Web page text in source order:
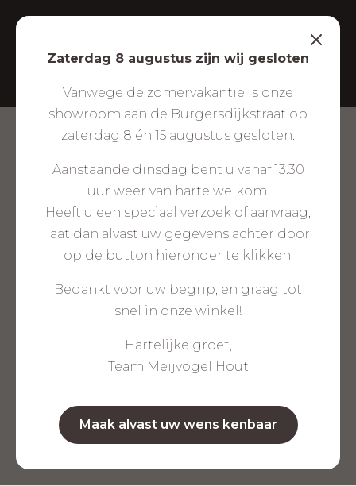
Zaterdag 8 augustus zijn wij gesloten
Vanwege de zomervakantie is onze
showroom aan de Burgersdijkstraat op
zaterdag 8 én 15 augustus gesloten.
Aanstaande dinsdag bent u vanaf 13.30
uur weer van harte welkom.
Heeft u een speciaal verzoek of aanvraag,
laat dan alvast uw gegevens achter door
op de button hieronder te klikken.
Bedankt voor uw begrip, en graag tot
snel in onze winkel!
Hartelijke groet,
Team Meijvogel Hout
Maak alvast uw wens kenbaar
DEURMATTEN
deurmatten die meer doen dan alleen vuil
tegenhouden. Ze zijn stijlvol, functioneel en
slijtage. Of je nu een compacte schoonloopmat
zoekt voor thuis of een stevige entreemat voor
je kantoor of winkel – wij bieden deurmatten
voor elke situatie, passend bij elke woonstijl.